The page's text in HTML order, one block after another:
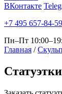
ВКонтакте
+7 495 657-84-59
Пн–Пт
Главная /
Статуэтки